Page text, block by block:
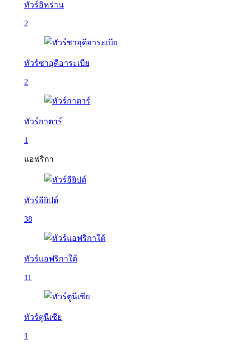
ทัวร์อิหร่าน
2
ทัวร์ซาอุดีอาระเบีย
2
ทัวร์กาตาร์
1
แอฟริกา
ทัวร์อียิปต์
38
ทัวร์แอฟริกาใต้
11
ทัวร์ตูนีเซีย
1